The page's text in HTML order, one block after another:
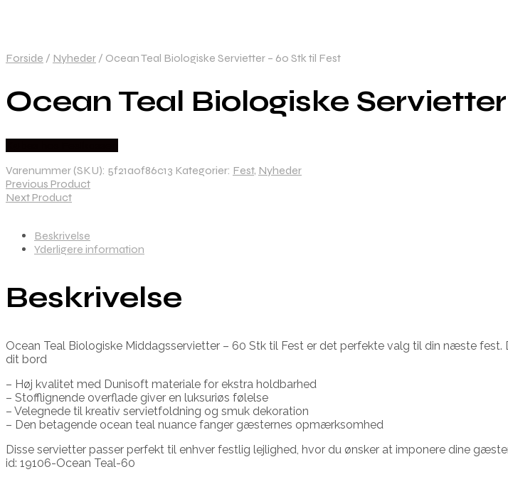
Forside / Nyheder / Ocean Teal Biologiske Servietter – 60 Stk til Fest
Ocean Teal Biologiske
Varenummer (SKU): 5f21a0f86c13 Kategorier: Fest, Nyheder
Previous Product
Next Product
Beskrivelse
Yderligere information
Beskrivelse
Ocean Teal Biologiske Middagsservietter – 60 Stk til Fest er det perfekte valg til din næste
dit bord
– Høj kvalitet med Dunisoft materiale for ekstra holdbarhed
– Stofflignende overflade giver en luksuriøs følelse
– Velegnede til kreativ servietfoldning og smuk dekoration
– Den betagende ocean teal nuance fanger gæsternes opmærksomhed
Disse servietter passer perfekt til enhver festlig lejlighed, hvor du ønsker at imponere dine
id: 19106-Ocean Teal-60